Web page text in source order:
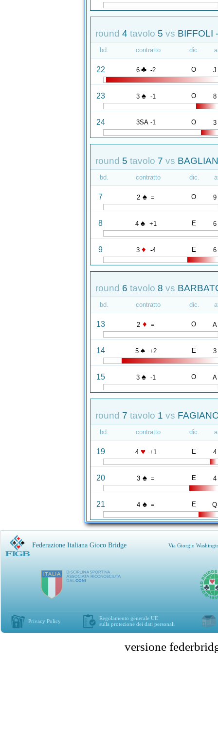
round 4 tavolo 5 vs BIFFOLI
bd. contratto dic.
22 6 ♣ -2 O J
23 3 ♠ -1 O 8
24 3SA -1 O 3
round 5 tavolo 7 vs
bd. contratto dic.
7 2 ♠ = O 9
8 4 ♠ +1 E 6
9 3 ♦ -4 E 6
round 6 tavolo 8 vs
bd. contratto dic.
13 2 ♦ = O A
14 5 ♠ +2 E 3
15 3 ♠ -1 O A
round 7 tavolo 1 vs
bd. contratto dic.
19 4 ♥ +1 E 4
20 3 ♠ = E 4
21 4 ♠ = E Q
Federazione Italiana Gioco Bridge Via Giorgio
Privacy Policy
Regolamento generale UE
sulla protezione dei dati personali
versione